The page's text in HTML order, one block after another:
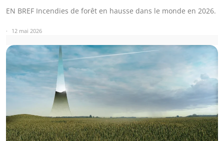
EN BREF Incendies de forêt en hausse dans le monde en 2026.
12 mai 2026